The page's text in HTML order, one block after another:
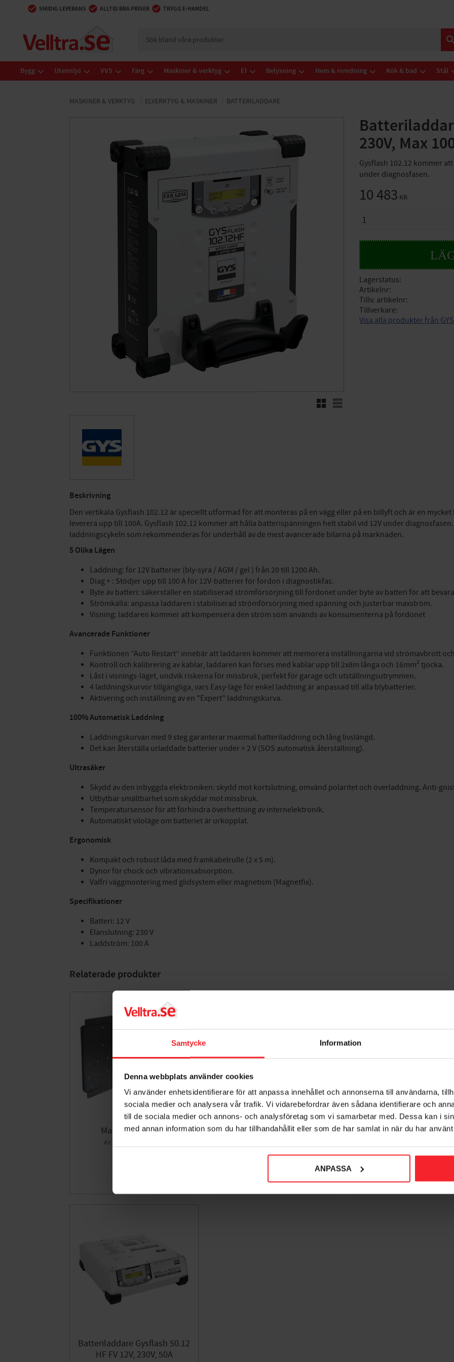
Samtycke Information
Denna webbplats använder cookies
Vi använder enhetsidentifierare för att anpassa innehållet och annonserna till användarna,
sociala medier och analysera vår trafik. Vi vidarebefordrar även sådana identifierare och
till de sociala medier och annons- och analysföretag som vi samarbetar med. Dessa kan i
med annan information som du har tillhandahållit eller som de har samlat in när du har
ANPASSA
SMIDIG LEVERANS ALLTID BRA PRISER TRYGG E-HANDEL
Bygg Utemiljö VVS Färg Maskiner & verktyg El Belysning Hem & inredning Kök & bad Stål
MASKINER & VERKTYG ELVERKTYG & MASKINER BATTERILADDARE
230V, Max
Gysflash 102.12 kommer
under diagnosfasen.
Rutnätsvy
Listvy
10 483 KR
Lagerstatus
Artikelnr
Tillv. artikelnr
Tillverkare
Visa alla produkter från GYS
Beskrivning
Den vertikala Gysflash 102.12 är speciellt utformad för att monteras på en vägg eller på en billyft och är en
leverera upp till 100A. Gysflash 102.12 kommer att hålla batterispänningen helt stabil vid 12V under
laddningscykeln som rekommenderas för underhåll av de mest avancerade bilarna på marknaden.
5 Olika Lägen
Laddning: för 12V batterier (bly-syra / AGM / gel ) från 20 till 1200 Ah.
Diag + : Stödjer upp till 100 A för 12V-batterier för fordon i diagnostikfas.
Byte av batteri: säkerställer en stabiliserad strömförsörjning till fordonet under byte av batteri för att
Strömkälla: anpassa laddaren i stabiliserad strömförsörjning med spänning och justerbar maxström.
Visning: laddaren kommer att kompensera den ström som används av konsumenterna på fordonet
Avancerade Funktioner
Funktionen ”Auto Restart” innebär att laddaren kommer att memorera inställningarna vid strömavbrott
Kontroll och kalibrering av kablar, laddaren kan förses med kablar upp till 2x8m långa och 16mm² tjocka.
Låst i visnings-läget, undvik riskerna för missbruk, perfekt för garage och utställningsutrymmen.
4 laddningskurvor tillgängliga, vars Easy-läge för enkel laddning är anpassad till alla blybatterier.
Aktivering och inställning av en "Expert" laddningskurva.
100% Automatisk Laddning
Laddningskurvan med 9 steg garanterar maximal batteriladdning och lång livslängd.
Det kan återställa urladdade batterier under > 2 V (SOS automatisk återställning).
Ultrasäker
Skydd av den inbyggda elektroniken: skydd mot kortslutning, omvänd polaritet och överladdning. Anti-
Utbytbar smältbarhet som skyddar mot missbruk.
Temperatursensor för att förhindra överhettning av internelektronik.
Automatiskt viloläge om batteriet är urkopplat.
Ergonomisk
Kompakt och robust låda med framkabelrulle (2 x 5 m).
Dynor för chock och vibrationsabsorption.
Valfri väggmontering med glidsystem eller magnetism (Magnetfix).
Specifikationer
Batteri: 12 V
Elanslutning: 230 V
Laddström: 100 A
Relaterade produkter
Magnetfäste, GYS
Batteriladdare Gysflash 18.12
025806
Batteriladdare Gysflash
025677
Batteriladdare Gysflash 50.12
HF FV 12V, 230V, 50A